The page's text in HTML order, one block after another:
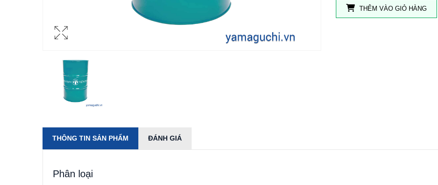
THÊM VÀO GIỎ HÀNG
THÔNG TIN SẢN PHẨM ĐÁNH GIÁ
Phân loại